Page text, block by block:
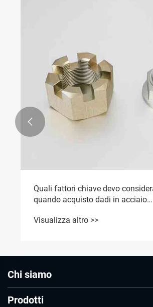
Visualizza altro >>

Chi siamo
Prodotti